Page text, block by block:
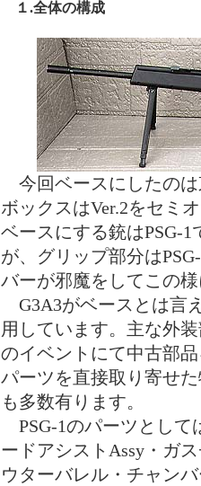
１.全体の構成
今回ベースにしたのは
ボックスはVer.2をセミ
ベースにする銃はPSG-
が、グリップ部分は
バーが邪魔をしてこの
G3A3がベースとは言
用しています。主な外
のイベントにて中古部
パーツを直接取り寄せ
も多数有ります。
PSG-1のパーツとして
ードアシストAssy・ガ
ウターバレル・チャン